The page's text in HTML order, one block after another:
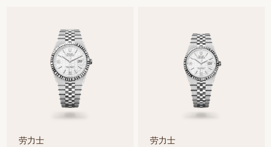
English
劳力士 劳力士